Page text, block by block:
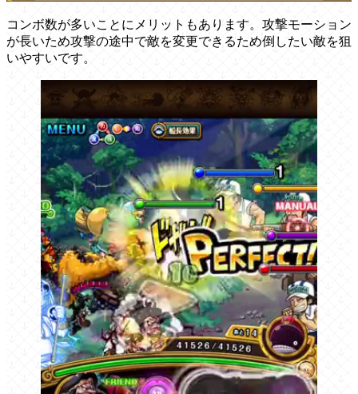
コンボ数が多いことにメリットもあります。攻撃モーション
が長いため攻撃の途中で敵を変更できるため倒したい敵を狙
いやすいです。